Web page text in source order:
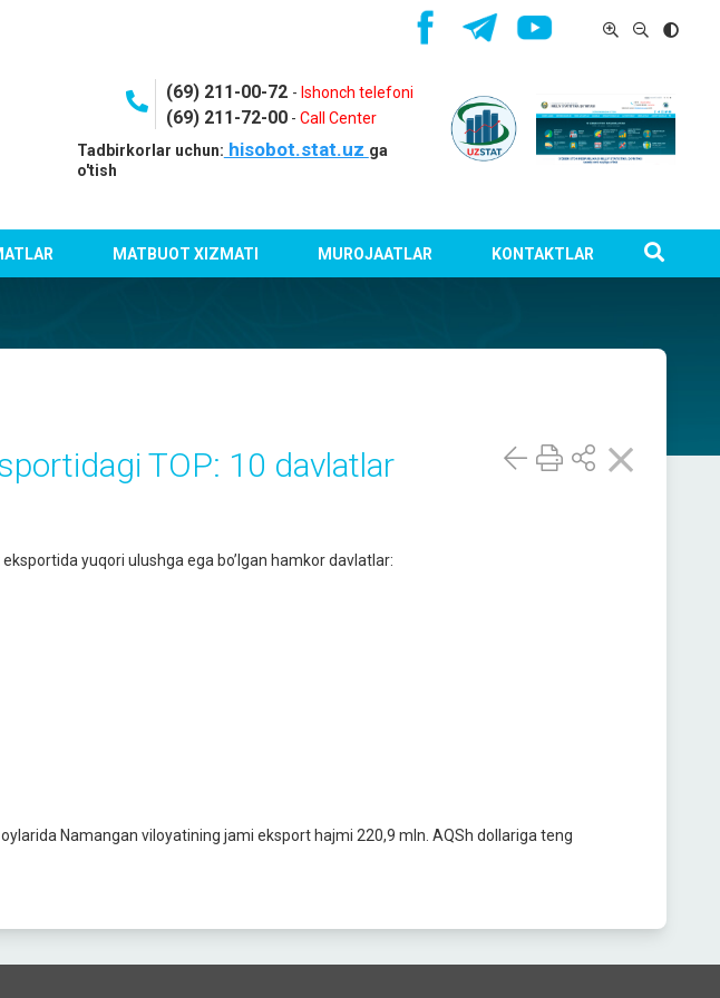
(69) 211-00-72 - Ishonch telefoni
(69) 211-72-00- Call Center
Tadbirkorlar uchun: hisobot.stat.uz ga
o'tish
MATBUOT XIZMATI MUROJAATLAR KONTAKTLAR
TOP: 10 davlatlar
yuqori ulushga ega boʼlgan hamkor davlatlar:
Namangan viloyatining jami eksport hajmi 220,9 mln. АQSh dollariga teng